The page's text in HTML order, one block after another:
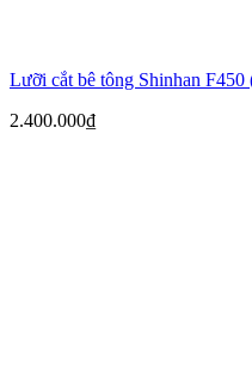
Lưỡi cắt bê tông Shinhan F450
2.400.000₫